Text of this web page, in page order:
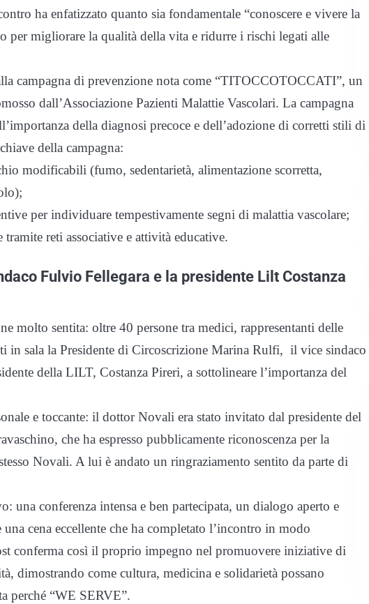
ha enfatizzato quanto sia fondamentale “conoscere e vivere la
per migliorare la qualità della vita e ridurre i rischi legati alle
campagna di prevenzione nota come “TITOCCOTOCCATI”, un
dall’Associazione Pazienti Malattie Vascolari. La campagna
della diagnosi precoce e dell’adozione di corretti stili di
della campagna:
modificabili (fumo, sedentarietà, alimentazione scorretta,
per individuare tempestivamente segni di malattia vascolare;
reti associative e attività educative.
Fulvio Fellegara e la presidente Lilt Costanza
molto sentita: oltre 40 persone tra medici, rappresentanti delle
in sala la Presidente di Circoscrizione Marina Rulfi, il vice sindaco
della LILT, Costanza Pireri, a sottolineare l’importanza del
e toccante: il dottor Novali era stato invitato dal presidente del
che ha espresso pubblicamente riconoscenza per la
Novali. A lui è andato un ringraziamento sentito da parte di
una conferenza intensa e ben partecipata, un dialogo aperto e
cena eccellente che ha completato l’incontro in modo
conferma così il proprio impegno nel promuovere iniziative di
dimostrando come cultura, medicina e solidarietà possano
perché “WE SERVE”.